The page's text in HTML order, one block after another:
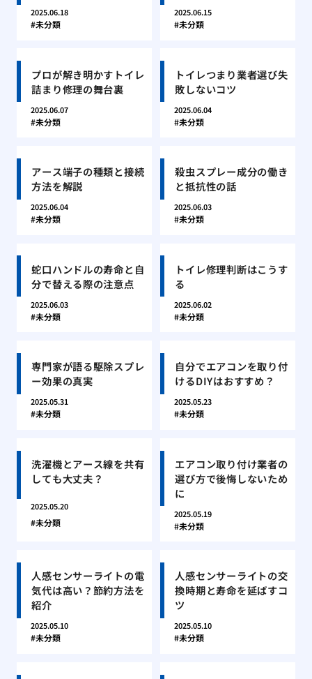
2025.06.18
未分類
2025.06.15
未分類
プロが解き明かすトイレ
詰まり修理の舞台裏
2025.06.07
未分類
トイレつまり業者選び失
敗しないコツ
2025.06.04
未分類
アース端子の種類と接続
方法を解説
2025.06.04
未分類
殺虫スプレー成分の働き
と抵抗性の話
2025.06.03
未分類
蛇口ハンドルの寿命と自
分で替える際の注意点
2025.06.03
未分類
トイレ修理判断はこうす
る
2025.06.02
未分類
専門家が語る駆除スプレ
ー効果の真実
2025.05.31
未分類
自分でエアコンを取り付
けるDIYはおすすめ？
2025.05.23
未分類
洗濯機とアース線を共有
しても大丈夫？
2025.05.20
未分類
エアコン取り付け業者の
選び方で後悔しないため
に
2025.05.19
未分類
人感センサーライトの電
気代は高い？節約方法を
紹介
2025.05.10
未分類
人感センサーライトの交
換時期と寿命を延ばすコ
ツ
2025.05.10
未分類